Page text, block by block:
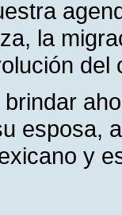
la
del
esposa,
y